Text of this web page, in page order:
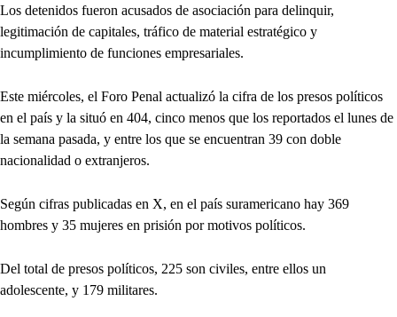
Los detenidos fueron acusados de asociación para delinquir,
legitimación de capitales, tráfico de material estratégico y
incumplimiento de funciones empresariales.
Este miércoles, el Foro Penal actualizó la cifra de los presos políticos
en el país y la situó en 404, cinco menos que los reportados el lunes de
la semana pasada, y entre los que se encuentran 39 con doble
nacionalidad o extranjeros.
Según cifras publicadas en X, en el país suramericano hay 369
hombres y 35 mujeres en prisión por motivos políticos.
Del total de presos políticos, 225 son civiles, entre ellos un
adolescente, y 179 militares.